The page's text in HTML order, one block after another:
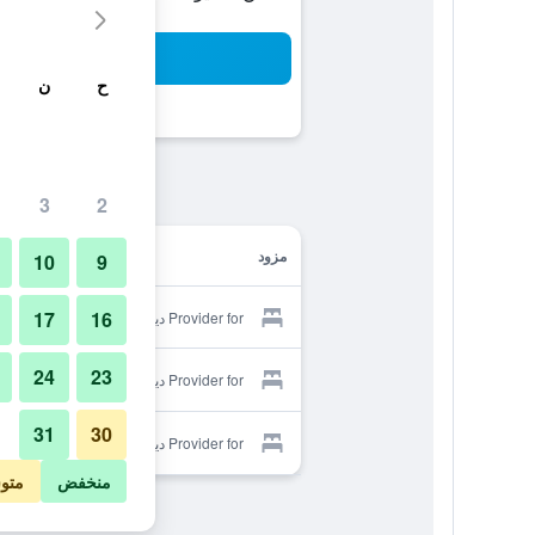
مزود
Provider for ديفين هوتل
Provider for ديفين هوتل
Provider for ديفين هوتل
ح ن
2
3
9
10
16
17
23
24
30
31
منخفض